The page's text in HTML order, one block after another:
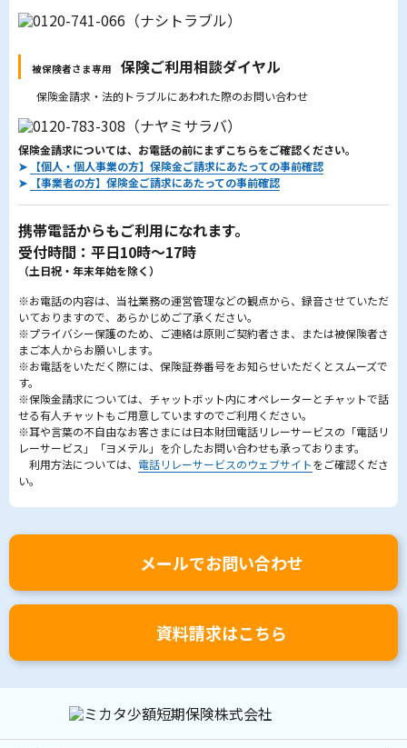
被保険者さま専用 保険ご利用相談ダイヤル
保険金請求・法的トラブルにあわれた際のお問い合わせ
保険金請求については、お電話の前にまずこちらをご確認ください。
➤
【個人・個人事業の方】保険金ご請求にあたっての事前確認
➤
【事業者の方】保険金ご請求にあたっての事前確認
携帯電話からもご利用になれます。
受付時間：平日10時～17時
（土日祝・年末年始を除く）
※お電話の内容は、当社業務の運営管理などの観点から、録音させていただ
いておりますので、あらかじめご了承ください。
※プライバシー保護のため、ご連絡は原則ご契約者さま、または被保険者さ
まご本人からお願いします。
※お電話をいただく際には、保険証券番号をお知らせいただくとスムーズで
す。
※保険金請求については、チャットボット内にオペレーターとチャットで話
せる有人チャットもご用意していますのでご利用ください。
※耳や言葉の不自由なお客さまには日本財団電話リレーサービスの「電話リ
レーサービス」「ヨメテル」を介したお問い合わせも承っております。
利用方法については、 電話リレーサービスのウェブサイトをご確認くださ
い。
メールでお問い合わせ
資料請求はこちら